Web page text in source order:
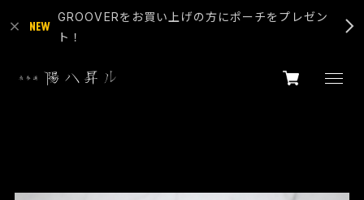
GROOVERをお買い上げの方にポーチをプレゼン
ト！